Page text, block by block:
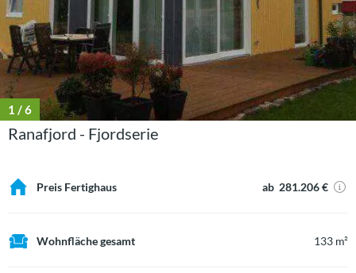
1 / 6
Ranafjord - Fjordserie
Preis Fertighaus ab 281.206 €
Wohnfläche gesamt 133 m²